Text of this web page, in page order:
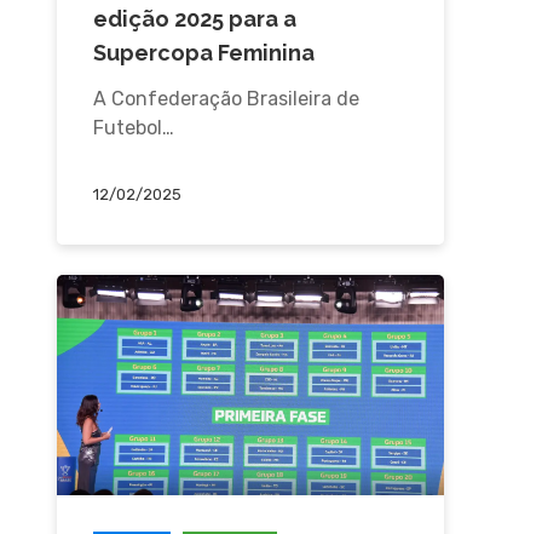
edição 2025 para a
Supercopa Feminina
A Confederação Brasileira de
Futebol…
12/02/2025